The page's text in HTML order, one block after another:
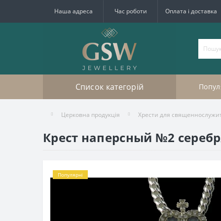
Наша адреса Час роботи Оплата і доставка
Список категорій
Церковна продукція Хрести для
Крест наперсный №2
Популярні